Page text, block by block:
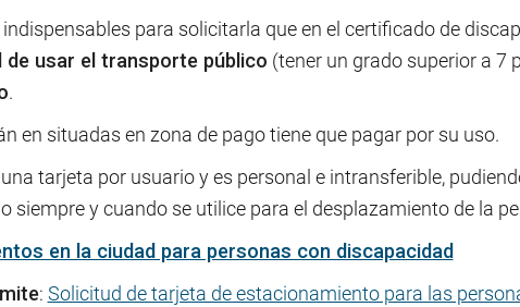
para solicitarla que en el certificado de
de usar el transporte público (tener un grado superior a 7
.
en situadas en zona de pago tiene que pagar por su uso.
tarjeta por usuario y es personal e intransferible,
siempre y cuando se utilice para el desplazamiento de la
en la ciudad para personas con discapacidad
: Solicitud de tarjeta de estacionamiento para las